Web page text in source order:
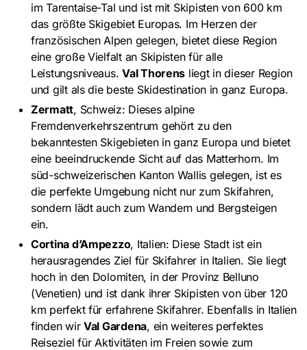
im Tarentaise-Tal und ist mit Skipisten von 600 km
das größte Skigebiet Europas. Im Herzen der
französischen Alpen gelegen, bietet diese Region
eine große Vielfalt an Skipisten für alle
Leistungsniveaus.Val Thorens liegt in dieser Region
und gilt als die beste Skidestination in ganz Europa.
Zermatt, Schweiz: Dieses alpine
Fremdenverkehrszentrum gehört zu den
bekanntesten Skigebieten in ganz Europa und bietet
eine beeindruckende Sicht auf das Matterhorn. Im
süd-schweizerischen Kanton Wallis gelegen, ist es
die perfekte Umgebung nicht nur zum Skifahren,
sondern lädt auch zum Wandern und Bergsteigen
ein.
Cortina d’Ampezzo, Italien: Diese Stadt ist ein
herausragendes Ziel für Skifahrer in Italien. Sie liegt
hoch in den Dolomiten, in der Provinz Belluno
(Venetien) und ist dank ihrer Skipisten von über 120
km perfekt für erfahrene Skifahrer. Ebenfalls in Italien
finden wirVal Gardena, ein weiteres perfektes
Reiseziel für Aktivitäten im Freien sowie zum